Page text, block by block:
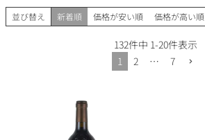
TOP 詳細検索する
勝田商店につ
並び替え 新着順 価格が安い順 価格が高い順
132件中 1-20件表示
1
2 … 7